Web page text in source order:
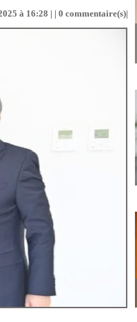
à 16:28 | | 0 commentaire(s)|